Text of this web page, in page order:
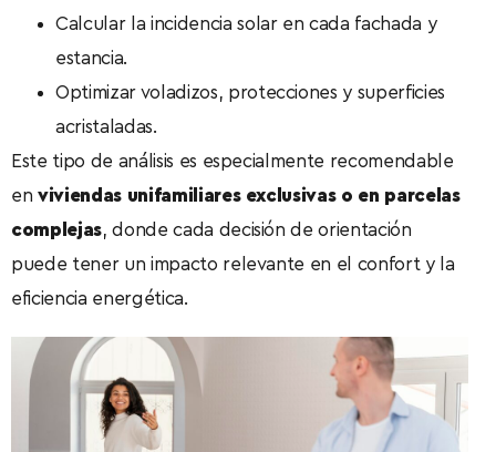
Calcular la incidencia solar en cada fachada y
estancia.
Optimizar voladizos, protecciones y superficies
acristaladas.
Este tipo de análisis es especialmente recomendable
en viviendas unifamiliares exclusivas o en parcelas
complejas, donde cada decisión de orientación
puede tener un impacto relevante en el confort y la
eficiencia energética.